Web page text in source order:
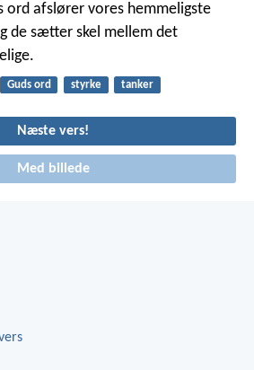
ord afslører vores hemmeligste
de sætter skel mellem det
Guds ord styrke tanker
Næste vers!
Med billede